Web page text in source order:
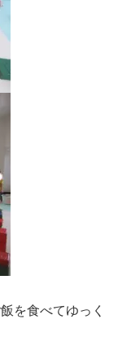
を食べてゆっく